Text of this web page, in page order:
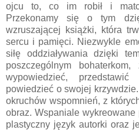
ojcu to, co im robił i
Przekonamy się o tym
wzruszającej książki, która
sercu i pamięci. Niezwykle
siłę oddziaływania dzięki
poszczególnym
wypowiedzieć,
powiedzieć o swojej
okruchów wspomnień, z
obraz. Wspaniale wykreowane
plastyczny język autorki oraz